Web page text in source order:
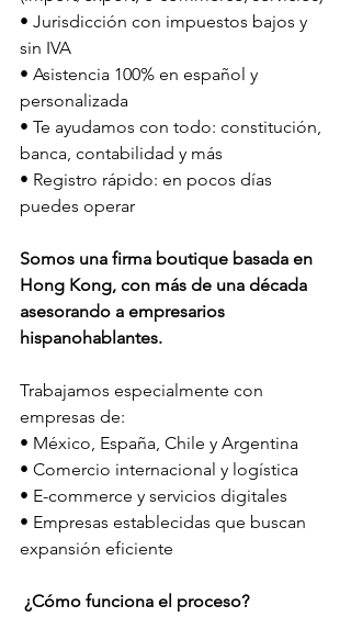
• Jurisdicción con impuestos bajos y
sin IVA
• Asistencia 100% en español y
personalizada
• Te ayudamos con todo: constitución,
banca, contabilidad y más
• Registro rápido: en pocos días
puedes operar
Somos una firma boutique basada en
Hong Kong, con más de una década
asesorando a empresarios
hispanohablantes.
Trabajamos especialmente con
empresas de:
• México, España, Chile y Argentina
• Comercio internacional y logística
• E-commerce y servicios digitales
• Empresas establecidas que buscan
expansión eficiente
¿Cómo funciona el proceso?